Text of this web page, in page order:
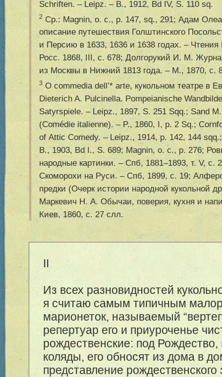
Schriften. – Leipz. – B., 1912, Bd IV, S. 110 sq.
2Ср.: Magnin, o. c., p. 147, sq., 291; Адам
описание путешествия Голштинского
и Персию в 1633, 1636 и 1638 годах. –
Росс. 1868, III, с. 678; Долгорукий И. М.
из Москвы в Нижний 1813 года. – М., 1870, с.
3 О commedia dell’* arte, кукольном театре в
Dieterich A. Pulcinella. Pompeianische
Satyrspiele. – Leipz., 1897, S. 251 Sqq.; Sand
(Comédie italienne). – P., 1860, I, p. 2 Sq.;
of Attic Comedy. – Leipz., 1914, p. 142, 144
B., 1903, Bd I., S. 689; Magnin, o. c., p. 276;
народные картинки. – Спб, 1881–1893, т. V,
Скоморохи на Руси. – Спб, 1899, с. 19;
предки (Очерк истории народной кукольной
Маркевич Н. А. Обычаи, поверия, кухня и
Киев, 1860, с. 27 слл.
II
Из всех разновидностей
я считаю самым типичным
марионеток, называемый
репертуар его и приуроченье
рождественские: под
коляды, его обносят из дома в
представление